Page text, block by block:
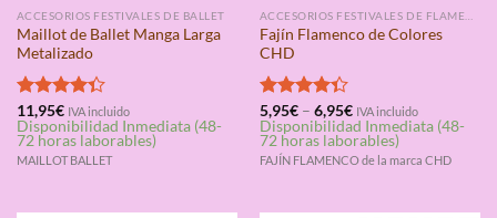
ACCESORIOS FESTIVALES DE BALLET
Maillot de Ballet Manga Larga
Metalizado
Valorado
con4.33
de 5
11,95€ IVA incluido
Disponibilidad Inmediata (48-
72 horas laborables)
MAILLOT BALLET
Fajín Flamenco de Colores
CHD
Valorado
con4.33
de 5
5,95€– 6,95€ IVA incluido
Disponibilidad Inmediata (48-
72 horas laborables)
FAJÍN FLAMENCO de la marca CHD